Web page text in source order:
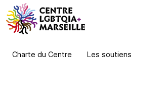
Charte du Centre Les soutiens